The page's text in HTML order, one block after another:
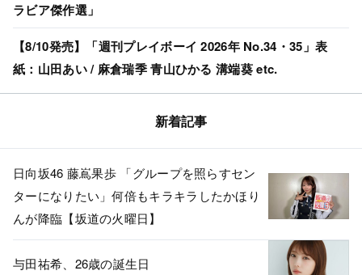
ラビア傑作選」
【8/10発売】「週刊プレイボーイ 2026年 No.34・35」表
紙：山田あい / 麻倉瑞季 青山ひかる 溝端葵 etc.
新着記事
日向坂46 藤嶌果歩 「グループを照らすセン
ターになりたい」何倍もキラキラしたかほり
んが降臨【坂道の火曜日】
与田祐希、26歳の誕生日